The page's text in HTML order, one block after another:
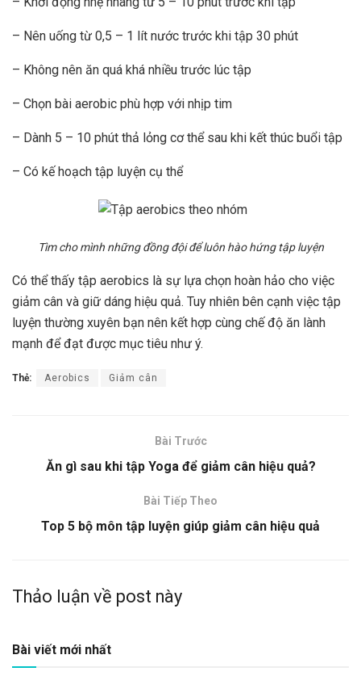
– Nên uống từ 0,5 – 1 lít nước trước khi tập 30 phút
– Không nên ăn quá khá nhiều trước lúc tập
– Chọn bài aerobic phù hợp với nhịp tim
– Dành 5 – 10 phút thả lỏng cơ thể sau khi kết thúc buổi tập
– Có kế hoạch tập luyện cụ thể
Tìm cho mình những đồng đội để luôn hào hứng tập luyện
Có thể thấy tập aerobics là sự lựa chọn hoàn hảo cho việc
giảm cân và giữ dáng hiệu quả. Tuy nhiên bên cạnh việc tập
luyện thường xuyên bạn nên kết hợp cùng chế độ ăn lành
mạnh để đạt được mục tiêu như ý.
Thẻ: Aerobics Giảm cân
Bài Trước
Ăn gì sau khi tập Yoga để giảm cân hiệu quả?
Bài Tiếp Theo
Top 5 bộ môn tập luyện giúp giảm cân hiệu quả
Thảo luận về post này
Bài viết mới nhất